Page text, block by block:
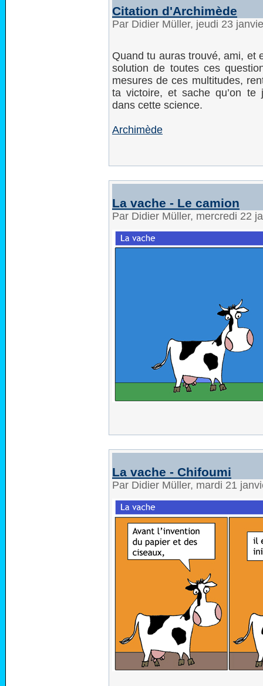
Citation d'Archimède
Par Didier Müller, jeudi 23
Quand tu auras trouvé, ami, et
solution de toutes ces
mesures de ces multitudes,
ta victoire, et sache qu’on
dans cette science.
Archimède
La vache - Le camion
Par Didier Müller, mercredi 22
La vache - Chifoumi
Par Didier Müller, mardi 21